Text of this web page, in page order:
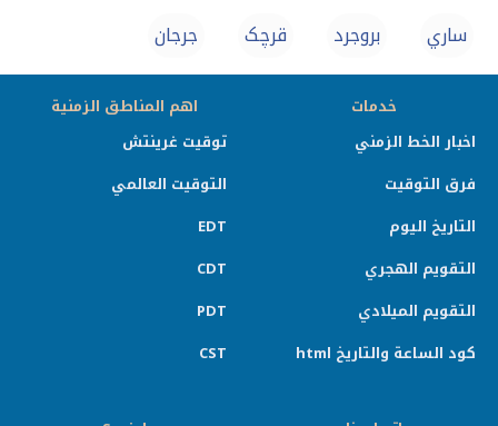
ساري بروجرد قرچک جرجان
خدمات
اخبار الخط الزمني
فرق التوقيت
التاريخ اليوم
التقويم الهجري
التقويم الميلادي
كود الساعة والتاريخ html
اهم المناطق الزمنية
توقيت غرينتش
التوقيت العالمي
EDT
CDT
PDT
CST